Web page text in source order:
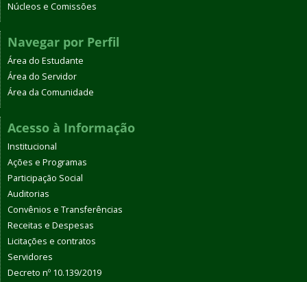
Núcleos e Comissões
Navegar por Perfil
Área do Estudante
Área do Servidor
Área da Comunidade
Acesso à Informação
Institucional
Ações e Programas
Participação Social
Auditorias
Convênios e Transferências
Receitas e Despesas
Licitações e contratos
Servidores
Decreto nº 10.139/2019